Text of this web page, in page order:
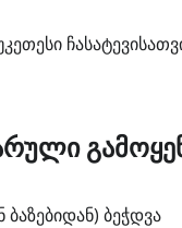
ბაზებიდან) ბეჭდვა